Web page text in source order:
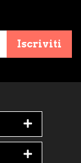
Iscriviti